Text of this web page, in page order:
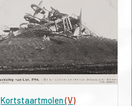
Kortstaartmolen(V)